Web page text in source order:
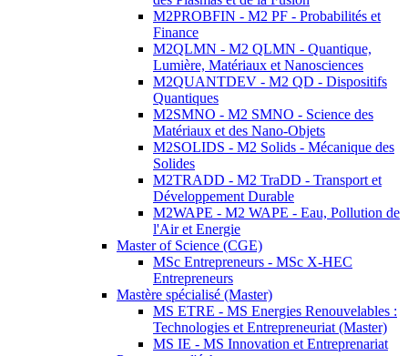
M2PROBFIN - M2 PF - Probabilités et
Finance
M2QLMN - M2 QLMN - Quantique,
Lumière, Matériaux et Nanosciences
M2QUANTDEV - M2 QD - Dispositifs
Quantiques
M2SMNO - M2 SMNO - Science des
Matériaux et des Nano-Objets
M2SOLIDS - M2 Solids - Mécanique des
Solides
M2TRADD - M2 TraDD - Transport et
Développement Durable
M2WAPE - M2 WAPE - Eau, Pollution de
l'Air et Energie
Master of Science (CGE)
MSc Entrepreneurs - MSc X-HEC
Entrepreneurs
Mastère spécialisé (Master)
MS ETRE - MS Energies Renouvelables :
Technologies et Entrepreneuriat (Master)
MS IE - MS Innovation et Entreprenariat